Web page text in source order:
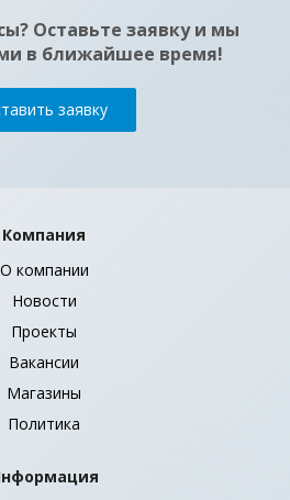
Оставьте заявку и мы
в ближайшее время!
заявку
Компания
О компании
Новости
Проекты
Вакансии
Магазины
Политика